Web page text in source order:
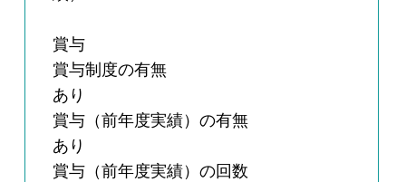
賞与
賞与制度の有無
あり
賞与（前年度実績）の有無
あり
賞与（前年度実績）の回数